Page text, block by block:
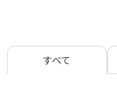
すべて